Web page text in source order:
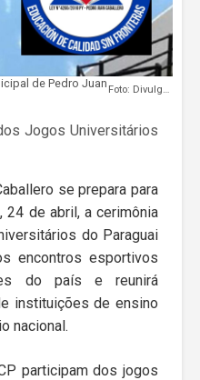
de Pedro Juan
Foto: Divulgação
Jogos Universitários
se prepara para
24 de abril, a cerimônia
do Paraguai
encontros esportivos
do país e reunirá
instituições de ensino
nacional.
participam dos jogos